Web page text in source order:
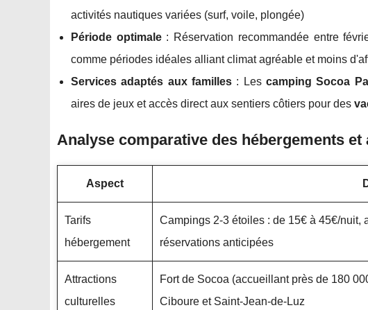
activités nautiques variées (surf, voile, plongée)
Période optimale: Réservation recommandée entre
comme périodes idéales alliant climat agréable et moins
Services adaptés aux familles : Les camping Socoa
aires de jeux et accès direct aux sentiers côtiers pour des
Analyse comparative des hébergements et
Aspect
Tarifs
hébergement
Campings 2-3 étoiles : de 15€ à 45€/nuit,
réservations anticipées
Attractions
culturelles
Fort de Socoa (accueillant près de 180
Ciboure et Saint-Jean-de-Luz